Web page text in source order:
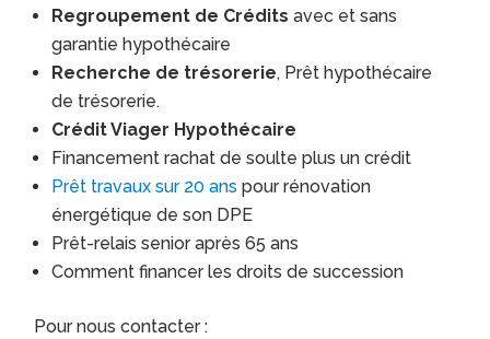
Regroupement de Créditsavec et sans
garantie hypothécaire
Recherche de trésorerie, Prêt hypothécaire
de trésorerie.
Crédit Viager Hypothécaire
Financement rachat de soulte plus un crédit
Prêt travaux sur 20 ans pour rénovation
énergétique de son DPE
Prêt-relais senior après 65 ans
Comment financer les droits de succession
Pour nous contacter :